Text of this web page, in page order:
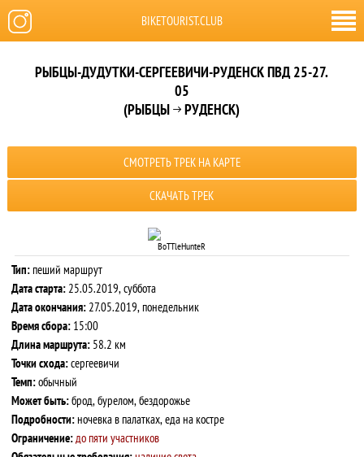
BIKETOURIST.CLUB
РЫБЦЫ-ДУДУТКИ-СЕРГЕЕВИЧИ-РУДЕНСК ПВД 25-27.
05
(РЫБЦЫ РУДЕНСК)
СМОТРЕТЬ ТРЕК НА КАРТЕ
СКАЧАТЬ ТРЕК
BoTTleHunteR
Тип:пеший маршрут
Дата старта:25.05.2019, суббота
Дата окончания:27.05.2019, понедельник
Время сбора:15:00
Длина маршрута:58.2 км
Точки схода:сергеевичи
Темп:обычный
Может быть:брод, бурелом, бездорожье
Подробности:ночевка в палатках, еда на костре
Ограничение:до пяти участников